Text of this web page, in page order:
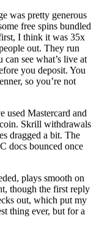
was pretty generous
free spins bundled
I think it was 35x
out. They run
see what’s live at
you deposit. You
so you’re not
used Mastercard and
Skrill withdrawals
dragged a bit. The
docs bounced once
plays smooth on
though the first reply
out, which put my
thing ever, but for a